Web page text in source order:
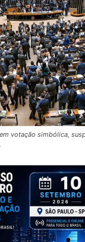
votação simbólica,